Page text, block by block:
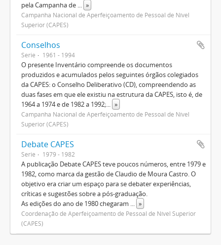
pela Campanha de ... »
Campanha Nacional de Aperfeiçoamento de Pessoal de Nível
Superior (CAPES)
Conselhos
Serie 1961 - 1994
O presente Inventário compreende os documentos
produzidos e acumulados pelos seguintes órgãos colegiados
da CAPES: o Conselho Deliberativo (CD), compreendendo as
duas fases em que ele existiu na estrutura da CAPES, isto é, de
1964 a 1974 e de 1982 a 1992;... »
Campanha Nacional de Aperfeiçoamento de Pessoal de Nível
Superior (CAPES)
Debate CAPES
Serie 1979 - 1982
A publicação Debate CAPES teve poucos números, entre 1979 e
1982, como marca da gestão de Claudio de Moura Castro. O
objetivo era criar um espaço para se debater experiências,
críticas e sugestões sobre a pós-graduação.
As edições do ano de 1980 chegaram ... »
Coordenação de Aperfeiçoamento de Pessoal de Nível Superior
(CAPES)